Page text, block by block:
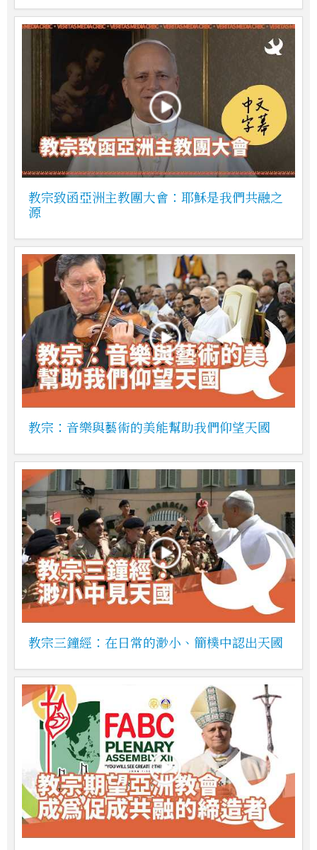
教宗致函亞洲主教團大會：耶穌是我們共融之
源
教宗：音樂與藝術的美能幫助我們仰望天國
教宗三鐘經：在日常的渺小、簡樸中認出天國